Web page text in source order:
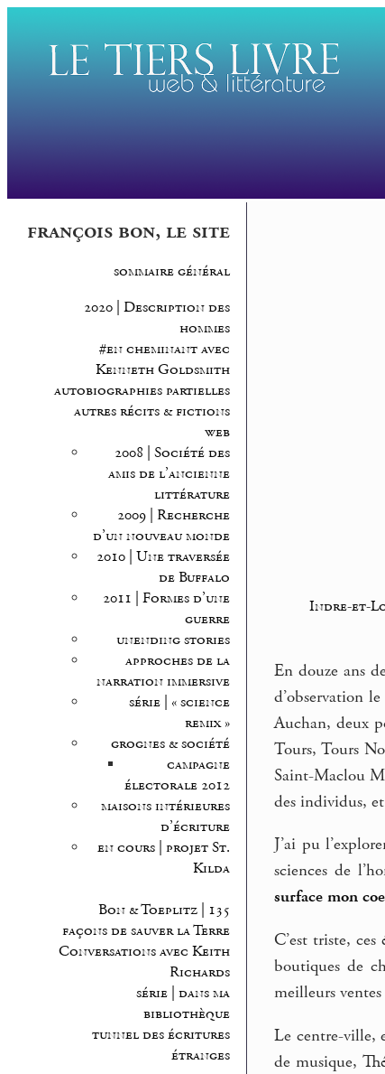
françois bon, le site
sommaire général
2020 | Description des
hommes
#en cheminant avec
Kenneth Goldsmith
autobiographies partielles
autres récits & fictions
web
2008 | Société des
amis de l’ancienne
littérature
2009 | Recherche
d’un nouveau monde
2010 | Une traversée
de Buffalo
2011 | Formes d’une
guerre
unending stories
approches de la
narration immersive
série | « science
remix »
grognes & société
campagne
électorale 2012
maisons intérieures
d’écriture
en cours | projet St.
Kilda
Bon & Toeplitz | 135
façons de sauver la Terre
Conversations avec Keith
Richards
série | dans ma
bibliothèque
tunnel des écritures
étranges
Indre-et-
En douze ans
d’observation
Auchan, deux
Tours, Tours
Saint-Maclou
des individus,
J’ai pu
sciences de
surface mon
C’est triste,
boutiques de
meilleurs
Le centre-ville,
de musique,